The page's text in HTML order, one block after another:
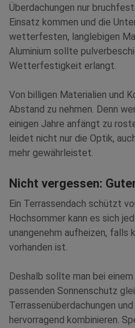
Überdachungen nur
Einsatz kommen und die
wetterfesten, langlebigen
Aluminium sollte
Wetterfestigkeit erlangt.
Von billigen Materialien und
Abstand zu nehmen. Denn
einigen Jahre anfängt zu
leidet nicht nur die Optik,
mehr gewährleistet.
Nicht vergessen:
Ein Terrassendach schützt
Hochsommer kann es sich
unangenehm aufheizen, falls
vorhanden ist.
Deshalb sollte man bei
passenden Sonnenschutz
Terrassenüberdachungen
hervorragend kombinieren.